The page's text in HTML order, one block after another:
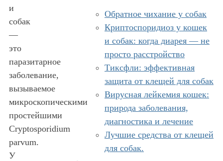
и
собак
—
это
паразитарное
заболевание,
вызываемое
микроскопическими
простейшими
Cryptosporidium
parvum.
У
Обратное чихание у собак
Криптоспоридиоз у кошек
и собак: когда диарея — не
просто расстройство
Тиксфли: эффективная
защита от клещей для собак
Вирусная лейкемия кошек:
природа заболевания,
диагностика и лечение
Лучшие средства от клещей
для собак.